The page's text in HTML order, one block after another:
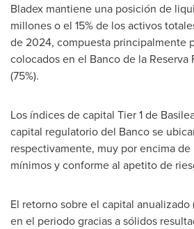
Bladex mantiene una posición de
millones o el 15% de los activos
de 2024, compuesta principalmente
colocados en el Banco de la Reserva
(75%).
Los índices de capital Tier 1 de
capital regulatorio del Banco se
respectivamente, muy por encima
mínimos y conforme al apetito de
El retorno sobre el capital anualizado
en el periodo gracias a sólidos